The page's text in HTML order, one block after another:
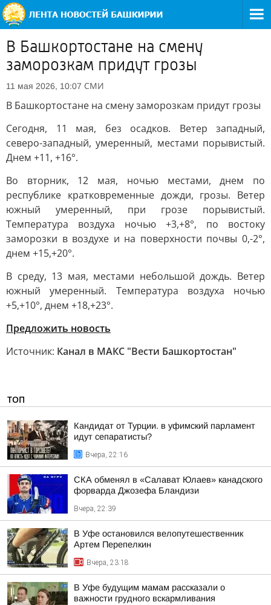
В Башкортостане на смену
заморозкам придут грозы
11 мая 2026, 10:07 СМИ
В Башкортостане на смену заморозкам придут грозы
Сегодня, 11 мая, без осадков. Ветер западный,
северо-западный, умеренный, местами порывистый.
Днем +11, +16°.
Во вторник, 12 мая, ночью местами, днем по
республике кратковременные дожди, грозы. Ветер
южный умеренный, при грозе порывистый.
Температура воздуха ночью +3,+8°, по востоку
заморозки в воздухе и на поверхности почвы 0,-2°,
днем +15,+20°.
В среду, 13 мая, местами небольшой дождь. Ветер
южный умеренный. Температура воздуха ночью
+5,+10°, днем +18,+23°.
Предложить новость
Источник: Канал в МАКС "Вести Башкортостан"
ТОП
Кандидат от Турции. в уфимский парламент
идут сепаратисты?
Вчера, 22:16
СКА обменял в «Салават Юлаев» канадского
форварда Джозефа Бландизи
Вчера, 22:39
В Уфе остановился велопутешественник
Артем Перепелкин
Вчера, 23:18
В Уфе будущим мамам рассказали о
важности грудного вскармливания